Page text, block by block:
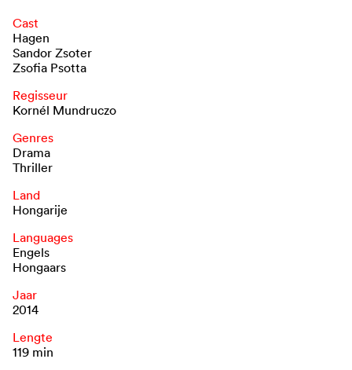
Cast
Hagen
Sandor Zsoter
Zsofia Psotta
Regisseur
Kornél Mundruczo
Genres
Drama
Thriller
Land
Hongarije
Languages
Engels
Hongaars
Jaar
2014
Lengte
119 min